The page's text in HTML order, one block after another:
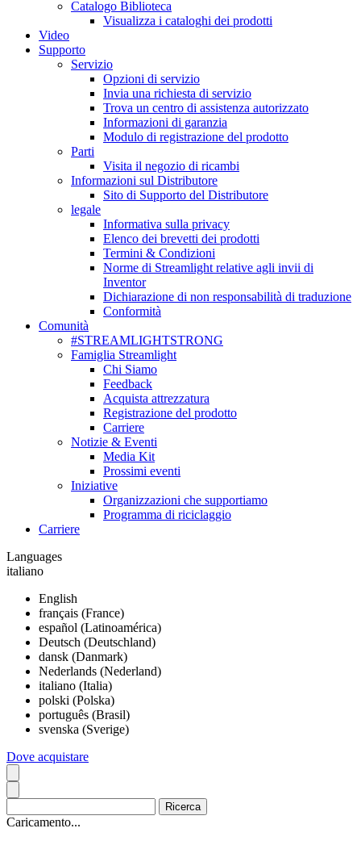
Catalogo Biblioteca
Visualizza i cataloghi dei prodotti
Video
Supporto
Servizio
Opzioni di servizio
Invia una richiesta di servizio
Trova un centro di assistenza autorizzato
Informazioni di garanzia
Modulo di registrazione del prodotto
Parti
Visita il negozio di ricambi
Informazioni sul Distributore
Sito di Supporto del Distributore
legale
Informativa sulla privacy
Elenco dei brevetti dei prodotti
Termini & Condizioni
Norme di Streamlight relative agli invii di
Inventor
Dichiarazione di non responsabilità di traduzione
Conformità
Comunità
#STREAMLIGHTSTRONG
Famiglia Streamlight
Chi Siamo
Feedback
Acquista attrezzatura
Registrazione del prodotto
Carriere
Notizie & Eventi
Media Kit
Prossimi eventi
Iniziative
Organizzazioni che supportiamo
Programma di riciclaggio
Carriere
Languages
italiano
English
français (France)
español (Latinoamérica)
Deutsch (Deutschland)
dansk (Danmark)
Nederlands (Nederland)
italiano (Italia)
polski (Polska)
português (Brasil)
svenska (Sverige)
Dove acquistare
Caricamento...